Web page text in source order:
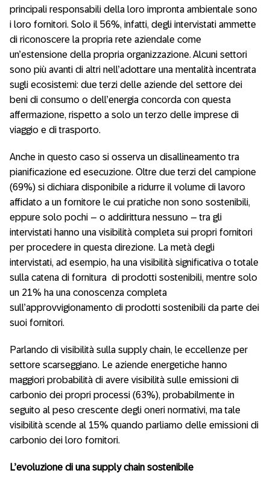
principali responsabili della loro impronta ambientale sono
i loro fornitori. Solo il 56%, infatti, degli intervistati ammette
di riconoscere la propria rete aziendale come
un’estensione della propria organizzazione. Alcuni settori
sono più avanti di altri nell’adottare una mentalità incentrata
sugli ecosistemi: due terzi delle aziende del settore dei
beni di consumo o dell’energia concorda con questa
affermazione, rispetto a solo un terzo delle imprese di
viaggio e di trasporto.
Anche in questo caso si osserva un disallineamento tra
pianificazione ed esecuzione. Oltre due terzi del campione
(69%) si dichiara disponibile a ridurre il volume di lavoro
affidato a un fornitore le cui pratiche non sono sostenibili,
eppure solo pochi – o addirittura nessuno – tra gli
intervistati hanno una visibilità completa sui propri fornitori
per procedere in questa direzione. La metà degli
intervistati, ad esempio, ha una visibilità significativa o totale
sulla catena di fornitura di prodotti sostenibili, mentre solo
un 21% ha una conoscenza completa
sull’approvvigionamento di prodotti sostenibili da parte dei
suoi fornitori.
Parlando di visibilità sulla supply chain, le eccellenze per
settore scarseggiano. Le aziende energetiche hanno
maggiori probabilità di avere visibilità sulle emissioni di
carbonio dei propri processi (63%), probabilmente in
seguito al peso crescente degli oneri normativi, ma tale
visibilità scende al 15% quando parliamo delle emissioni di
carbonio dei loro fornitori.
L’evoluzione di una supply chain sostenibile